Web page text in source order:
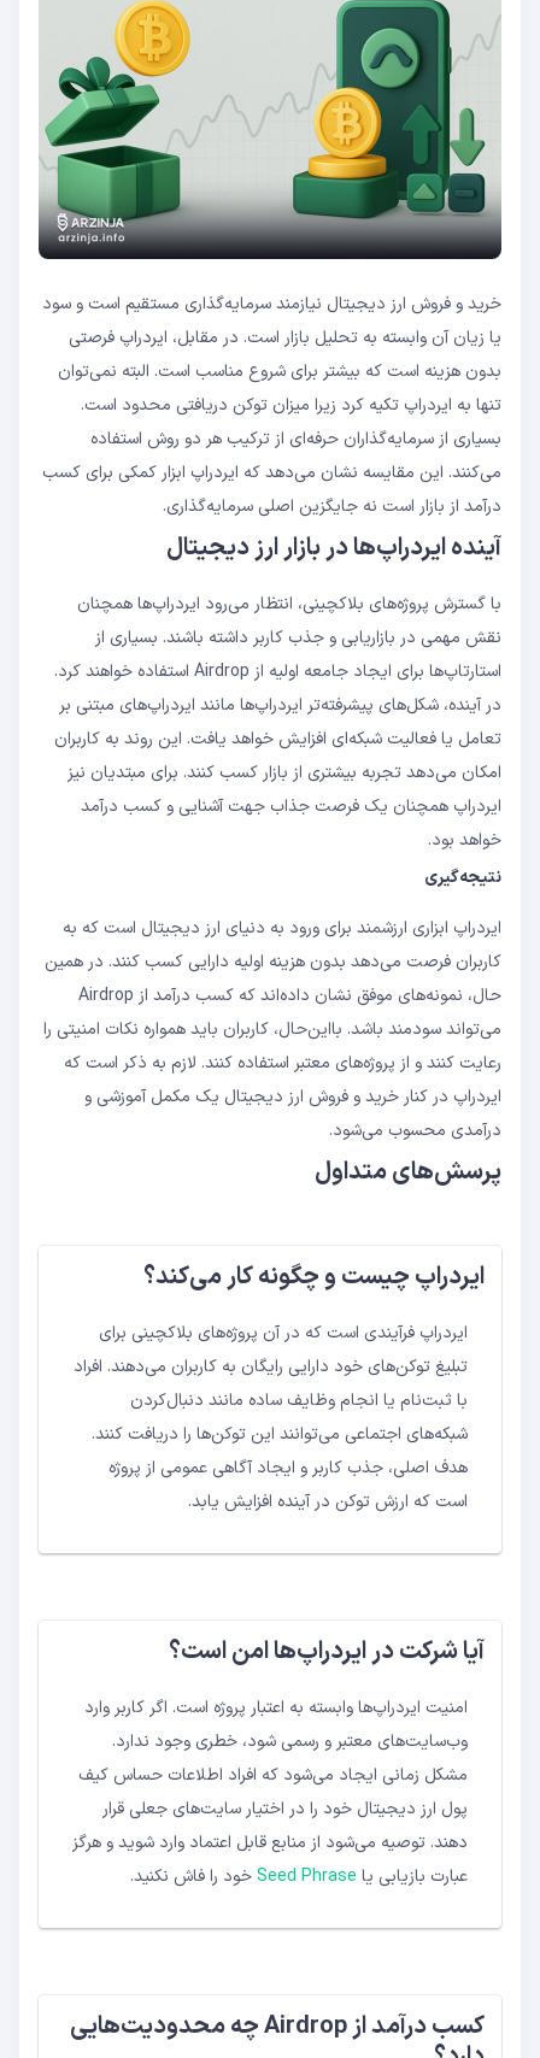
خرید و فروش ارز دیجیتال نیازمند سرمایه‌گذاری مستقیم است و سود
یا زیان آن وابسته به تحلیل بازار است. در مقابل، ایردراپ فرصتی
بدون هزینه است که بیشتر برای شروع مناسب است. البته نمی‌توان
تنها به ایردراپ تکیه کرد زیرا میزان توکن دریافتی محدود است.
بسیاری از سرمایه‌گذاران حرفه‌ای از ترکیب هر دو روش استفاده
می‌کنند. این مقایسه نشان می‌دهد که ایردراپ ابزار کمکی برای کسب
درآمد از بازار است نه جایگزین اصلی سرمایه‌گذاری.
آینده ایردراپ‌ها در بازار ارز دیجیتال
با گسترش پروژه‌های بلاکچینی، انتظار می‌رود ایردراپ‌ها همچنان
نقش مهمی در بازاریابی و جذب کاربر داشته باشند. بسیاری از
استارتاپ‌ها برای ایجاد جامعه اولیه از Airdrop استفاده خواهند کرد.
در آینده، شکل‌های پیشرفته‌تر ایردراپ‌ها مانند ایردراپ‌های مبتنی بر
تعامل یا فعالیت شبکه‌ای افزایش خواهد یافت. این روند به کاربران
امکان می‌دهد تجربه بیشتری از بازار کسب کنند. برای مبتدیان نیز
ایردراپ همچنان یک فرصت جذاب جهت آشنایی و کسب درآمد
خواهد بود.
نتیجه‌گیری
ایردراپ ابزاری ارزشمند برای ورود به دنیای ارز دیجیتال است که به
کاربران فرصت می‌دهد بدون هزینه اولیه دارایی کسب کنند. در همین
حال، نمونه‌های موفق نشان داده‌اند که کسب درآمد از Airdrop
می‌تواند سودمند باشد. بااین‌حال، کاربران باید همواره نکات امنیتی را
رعایت کنند و از پروژه‌های معتبر استفاده کنند. لازم به ذکر است که
ایردراپ در کنار خرید و فروش ارز دیجیتال یک مکمل آموزشی و
درآمدی محسوب می‌شود.
پرسش‌های متداول
ایردراپ چیست و چگونه کار می‌کند؟
ایردراپ فرآیندی است که در آن پروژه‌های بلاکچینی برای
تبلیغ توکن‌های خود دارایی رایگان به کاربران می‌دهند. افراد
با ثبت‌نام یا انجام وظایف ساده مانند دنبال‌کردن
شبکه‌های اجتماعی می‌توانند این توکن‌ها را دریافت کنند.
هدف اصلی، جذب کاربر و ایجاد آگاهی عمومی از پروژه
است که ارزش توکن در آینده افزایش یابد.
آیا شرکت در ایردراپ‌ها امن است؟
امنیت ایردراپ‌ها وابسته به اعتبار پروژه است. اگر کاربر وارد
وب‌سایت‌های معتبر و رسمی شود، خطری وجود ندارد.
مشکل زمانی ایجاد می‌شود که افراد اطلاعات حساس کیف
پول ارز دیجیتال خود را در اختیار سایت‌های جعلی قرار
دهند. توصیه می‌شود از منابع قابل اعتماد وارد شوید و هرگز
عبارت بازیابی یا Seed Phraseخود را فاش نکنید.
کسب درآمد از Airdrop چه محدودیت‌هایی